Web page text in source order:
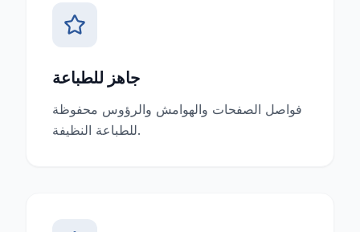
جاهز للطباعة
فواصل الصفحات والهوامش والرؤوس محفوظة
للطباعة النظيفة.